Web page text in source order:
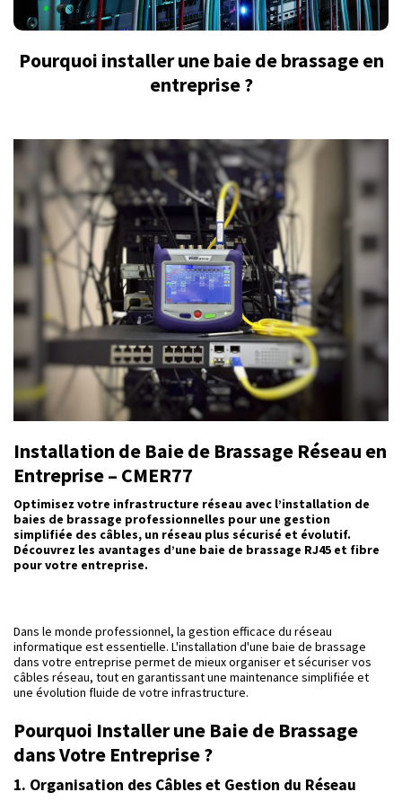
Pourquoi installer une baie de brassage en
entreprise ?
Installation de Baie de Brassage Réseau en
Entreprise – CMER77
Optimisez votre infrastructure réseau avec l’installation de
baies de brassage professionnelles pour une gestion
simplifiée des câbles, un réseau plus sécurisé et évolutif.
Découvrez les avantages d’une baie de brassage RJ45 et fibre
pour votre entreprise.
Dans le monde professionnel, la gestion efficace du réseau
informatique est essentielle. L'installation d'une baie de brassage
dans votre entreprise permet de mieux organiser et sécuriser vos
câbles réseau, tout en garantissant une maintenance simplifiée et
une évolution fluide de votre infrastructure.
Pourquoi Installer une Baie de Brassage
dans Votre Entreprise ?
1. Organisation des Câbles et Gestion du Réseau